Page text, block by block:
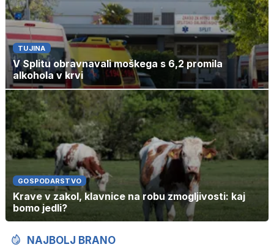
TUJINA
V Splitu obravnavali moškega s 6,2 promila
alkohola v krvi
GOSPODARSTVO
Krave v zakol, klavnice na robu zmogljivosti: kaj
bomo jedli?
NAJBOLJ BRANO